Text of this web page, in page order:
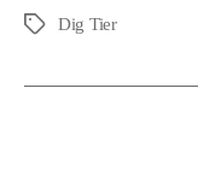
Schlagwörter
Dig Tier